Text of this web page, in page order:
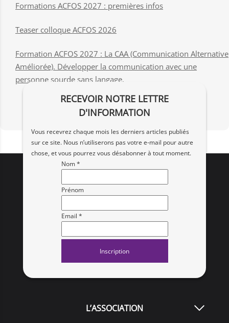
Formations ACFOS 2027 : premières infos
Teaser colloque ACFOS 2026
Formation ACFOS 2027 : La CAA (Communication Alternative
Améliorée). Développer la communication avec une
personne sourde sans langage.
RECEVOIR NOTRE LETTRE
D'INFORMATION
Vous recevrez chaque mois les derniers articles publiés
sur ce site. Nous n’utiliserons pas votre e‑mail pour autre
chose, et vous pourrez vous désabonner à tout moment.
Nom *
Prénom
Email *
L’ASSOCIATION